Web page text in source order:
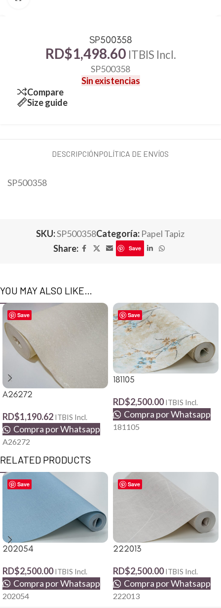
SP500358
RD$1,498.60 ITBIS Incl.
SP500358
Sin existencias
Compare
Size guide
DESCRIPCIÓNPOLÍTICA DE ENVÍOS
SP500358
SKU:SP500358Categoría: Papel Tapiz
Share:
Save
YOU MAY ALSO LIKE…
Save
A26272
RD$1,190.62 ITBIS Incl.
Compra por Whatsapp
A26272
Save
181105
RD$2,500.00 ITBIS Incl.
Compra por Whatsapp
181105
RELATED PRODUCTS
Save
202054
RD$2,500.00 ITBIS Incl.
Compra por Whatsapp
202054
Save
222013
RD$2,500.00 ITBIS Incl.
Compra por Whatsapp
222013